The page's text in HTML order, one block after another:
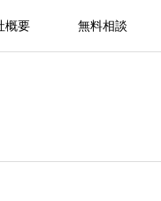
概要 無料相談